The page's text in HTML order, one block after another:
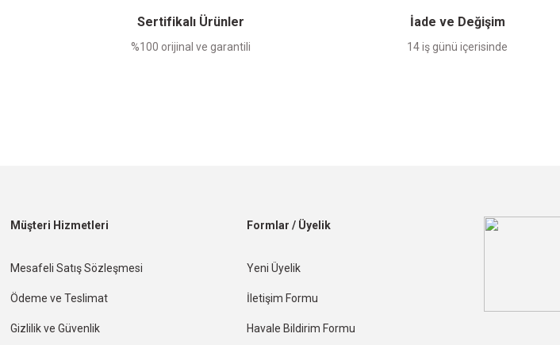
Sertifikalı Ürünler
%100 orijinal ve garantili
İade ve Değişim
14 iş günü içerisinde
Müşteri Hizmetleri
Mesafeli Satış Sözleşmesi
Ödeme ve Teslimat
Gizlilik ve Güvenlik
Formlar / Üyelik
Yeni Üyelik
İletişim Formu
Havale Bildirim Formu